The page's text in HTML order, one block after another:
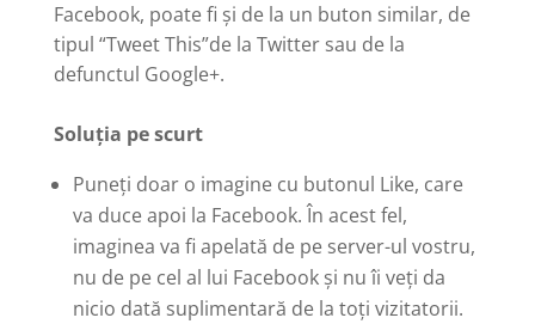
Facebook, poate fi și de la un buton similar, de
tipul “Tweet This”de la Twitter sau de la
defunctul Google+.
Soluția pe scurt
Puneți doar o imagine cu butonul Like, care
va duce apoi la Facebook. În acest fel,
imaginea va fi apelată de pe server-ul vostru,
nu de pe cel al lui Facebook și nu îi veți da
nicio dată suplimentară de la toți vizitatorii.